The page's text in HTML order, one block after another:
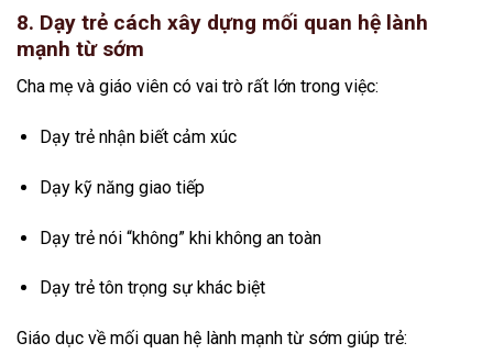
8. Dạy trẻ cách xây dựng mối quan hệ lành
mạnh từ sớm
Cha mẹ và giáo viên có vai trò rất lớn trong việc:
Dạy trẻ nhận biết cảm xúc
Dạy kỹ năng giao tiếp
Dạy trẻ nói “không” khi không an toàn
Dạy trẻ tôn trọng sự khác biệt
Giáo dục về mối quan hệ lành mạnh từ sớm giúp trẻ: